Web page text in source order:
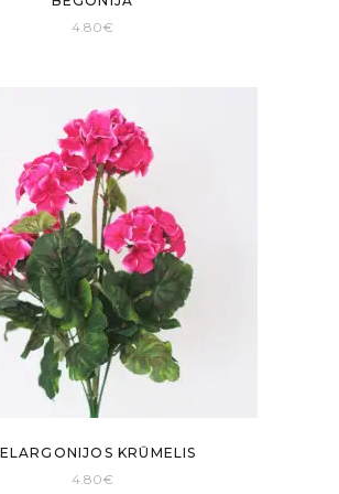
4.80€
KRŪMELIS
4.80€